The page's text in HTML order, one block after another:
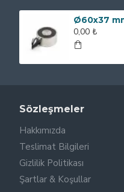
0,00 ₺
Sözleşmeler
Hakkımızda
Teslimat Bilgileri
Gizlilik Politikası
Şartlar & Koşullar